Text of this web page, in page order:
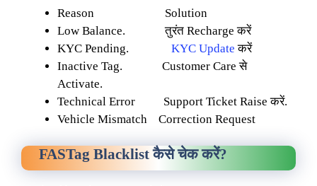
Reason Solution
Low Balance. तुरंत Recharge करें
KYC Pending. KYC Update करें
Inactive Tag. Customer Care से
Activate.
Technical Error Support Ticket Raise करें.
Vehicle Mismatch Correction Request
FASTag Blacklist कैसे चेक करें?